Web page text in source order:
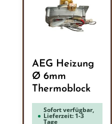
AEG Heizung
Ø 6mm
Thermoblock
Sofort verfügbar,
Lieferzeit: 1-3
Tage